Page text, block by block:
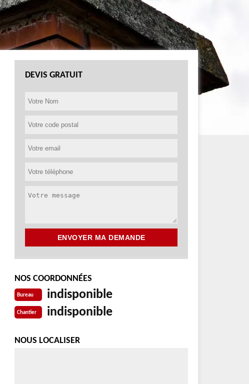
DEVIS GRATUIT
NOS COORDONNÉES
Bureau indisponible
Chantier indisponible
NOUS LOCALISER